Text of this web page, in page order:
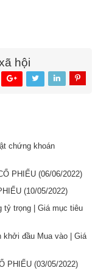
hội
chứng khoán
PHIẾU (06/06/2022)
(10/05/2022)
tỷ trọng | Giá mục tiêu
khởi đầu Mua vào | Giá
PHIẾU (03/05/2022)